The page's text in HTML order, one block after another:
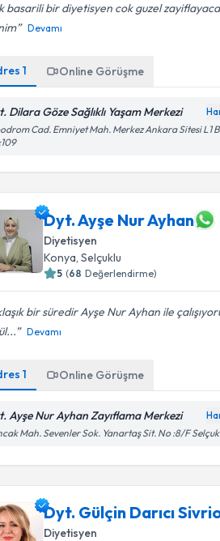
basarili bir diyetisyen cok guzel
Devamı
1 Online Görüşme
Dilara Göze Sağlıklı Yaşam Merkezi
Cad. Emniyet Mah. Merkez Ankara Sitesi L1
Dyt. Ayşe Nur Ayhan
Diyetisyen
Konya,Selçuklu
5 (68 Değerlendirme)
bir süredir Ayşe Nur Ayhan ile
Devamı
1 Online Görüşme
Ayşe Nur Ayhan Zayıflama Merkezi
Mah. Sevenler Sok. Yanartaş Sit. No :8/F
Dyt. Gülçin Darıcı
Diyetisyen